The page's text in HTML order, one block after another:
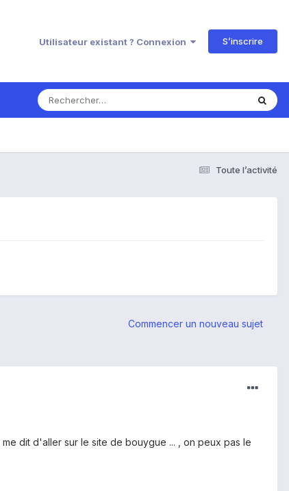
Utilisateur existant ? Connexion S’inscrire
Toute l’activité
Commencer un nouveau sujet
dit d'aller sur le site de bouygue ... , on peux pas le